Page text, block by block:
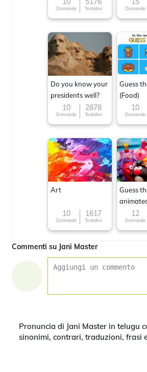
Domande Tentativi Domande
Do you know your
presidents well?
10
Domande
2878
Tentativi
Guess
(Food)
10
Domande
Art
10
Domande
1617
Tentativi
Guess
12
Domande
Commenti su Jani Master
Pronuncia di Jani Master in telugu
sinonimi, contrari, traduzioni, frasi